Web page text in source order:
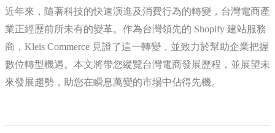
近年來，隨著科技的快速演進及消費行為的轉變，台灣電商產
業正經歷前所未有的變革。作為台灣領先的 Shopify 建站服務
商，Kleis Commerce 見證了這一轉變，並致力於幫助企業把握
數位轉型機遇。本文將帶您縱覽台灣電商發展歷程，並展望未
來發展趨勢，助您在瞬息萬變的市場中佔得先機。